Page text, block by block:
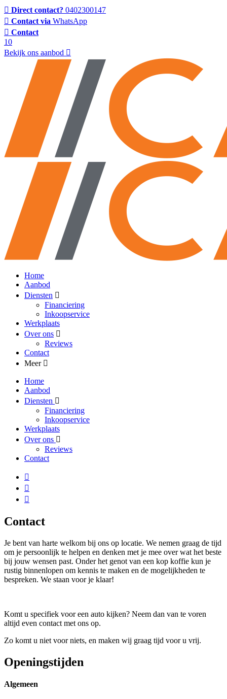
Direct contact? 0402300147
Contact via WhatsApp
Contact
10
Bekijk ons aanbod
Home
Aanbod
Diensten
Financiering
Inkoopservice
Werkplaats
Over ons
Reviews
Contact
Meer
Home
Aanbod
Diensten
Financiering
Inkoopservice
Werkplaats
Over ons
Reviews
Contact
Contact
Je bent van harte welkom bij ons op locatie. We nemen graag de tijd
om je persoonlijk te helpen en denken met je mee over wat het beste
bij jouw wensen past. Onder het genot van een kop koffie kun je
rustig binnenlopen om kennis te maken en de mogelijkheden te
bespreken. We staan voor je klaar!
Komt u specifiek voor een auto kijken? Neem dan van te voren
altijd even contact met ons op.
Zo komt u niet voor niets, en maken wij graag tijd voor u vrij.
Openingstijden
Algemeen